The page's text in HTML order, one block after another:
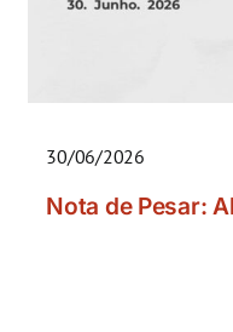
30/06/2026
Nota de Pesar: